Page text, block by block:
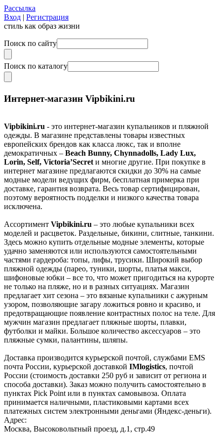
Рассылка
Вход | Регистрация
стиль как образ жизни
Поиск по сайту
Поиск по каталогу
Интернет-магазин Vipbikini.ru
Vipbikini.ru - это интернет-магазин купальников и пляжной
одежды. В магазине представлены товары известных
европейских брендов как класса люкс, так и вполне
демократичных – Beach Bunny, Chynnadolls, Lady Lux,
Lorin, Self, Victoria’Secretи многие другие. При покупке в
интернет магазине предлагаются скидки до 30% на самые
модные модели ведущих фирм, бесплатная примерка при
доставке, гарантия возврата. Весь товар сертифицирован,
поэтому вероятность подделки и низкого качества товара
исключена.
Ассортимент Vipbikini.ru – это любые купальники всех
моделей и расцветок. Раздельные, бикини, слитные, танкини.
Здесь можно купить отдельные модные элементы, которые
удачно заменяются или используются самостоятельными
частями гардероба: топы, лифы, трусики. Широкий выбор
пляжной одежды (парео, туники, шорты, платья макси,
шифоновые юбки – все то, что может пригодиться на курорте
не только на пляже, но и в разных ситуациях. Магазин
предлагает хит сезона – это вязаные купальники с ажурным
узором, позволяющие загару ложиться ровно и красиво, и
предотвращающие появление контрастных полос на теле. Для
мужчин магазин предлагает пляжные шорты, плавки,
футболки и майки. Большое количество аксессуаров – это
пляжные сумки, палантины, шляпы.
Доставка производится курьерской почтой, службами EMS
почта России, курьерской доставкой IMlogistics, почтой
России (стоимость доставки 250 руб и зависит от региона и
способа доставки). Заказ можно получить самостоятельно в
пунктах Pick Point или в пунктах самовывоза. Оплата
принимается наличными, пластиковыми картами всех
платежных систем электронными деньгами (Яндекс-деньги).
Адрес:
Москва, Высоковольтный проезд, д.1, стр.49